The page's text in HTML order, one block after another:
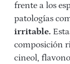
frente a los
patologías
irritable.
composición
cineol,